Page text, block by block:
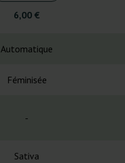
6,00 €
Automatique
Féminisée
-
Sativa